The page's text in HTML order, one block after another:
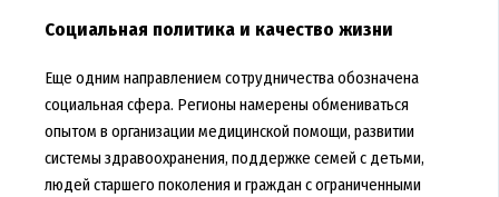
Социальная политика и качество жизни
Еще одним направлением сотрудничества обозначена
социальная сфера. Регионы намерены обмениваться
опытом в организации медицинской помощи, развитии
системы здравоохранения, поддержке семей с детьми,
людей старшего поколения и граждан с ограниченными